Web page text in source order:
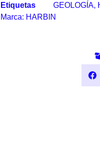
Etiquetas
GEOLOGÍA,
Marca: HARBIN